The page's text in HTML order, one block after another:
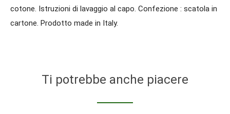
cotone. Istruzioni di lavaggio al capo. Confezione : scatola in
cartone. Prodotto made in Italy.
Ti potrebbe anche piacere